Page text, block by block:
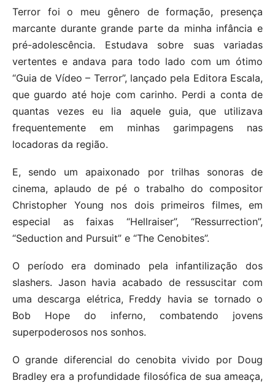
Terror foi o meu gênero de formação, presença
marcante durante grande parte da minha infância e
pré-adolescência. Estudava sobre suas variadas
vertentes e andava para todo lado com um ótimo
“Guia de Vídeo – Terror”, lançado pela Editora Escala,
que guardo até hoje com carinho. Perdi a conta de
quantas vezes eu lia aquele guia, que utilizava
frequentemente em minhas garimpagens nas
locadoras da região.
E, sendo um apaixonado por trilhas sonoras de
cinema, aplaudo de pé o trabalho do compositor
Christopher Young nos dois primeiros filmes, em
especial as faixas “Hellraiser”, “Ressurrection”,
“Seduction and Pursuit” e “The Cenobites”.
O período era dominado pela infantilização dos
slashers. Jason havia acabado de ressuscitar com
uma descarga elétrica, Freddy havia se tornado o
Bob Hope do inferno, combatendo jovens
superpoderosos nos sonhos.
O grande diferencial do cenobita vivido por Doug
Bradley era a profundidade filosófica de sua ameaça,